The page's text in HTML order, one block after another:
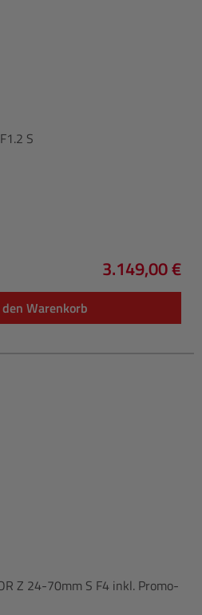
S
Regulärer
3.149,00 €
Warenkorb
Z 24-70mm S F4 inkl. Promo-